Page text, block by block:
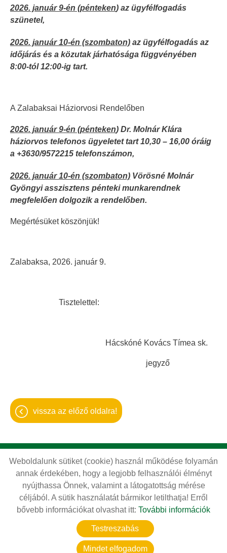
2026. január 9-én (pénteken) az ügyfélfogadás
szünetel,
2026. január 10-én (szombaton) az ügyfélfogadás az
időjárás és a közutak járhatósága függvényében
8:00-tól 12:00-ig tart.
A Zalabaksai Háziorvosi Rendelőben
2026. január 9-én (pénteken) Dr. Molnár Klára
háziorvos telefonos ügyeletet tart 10,30 – 16,00 óráig
a +3630/9572215 telefonszámon,
2026. január 10-én (szombaton) Vörösné Molnár
Gyöngyi asszisztens pénteki munkarendnek
megfelelően dolgozik a rendelőben.
Megértésüket köszönjük!
Zalabaksa, 2026. január 9.
Tisztelettel:
Hácskóné Kovács Tímea sk.
jegyző
vissza az előző oldalra!
© 2026 - Minden jog fenntartva
Oldal információk
Adatkezelési tájékoztató
Impresszum
Sütik kezelése
Akadálymentesítési nyilatkozat
Mindet elfogadom
Testreszabás
Weboldalunk sütiket (cookie) használ működése folyamán
annak érdekében, hogy a legjobb felhasználói élményt
nyújthassa Önnek, valamint a látogatottság mérése
céljából. A sütik használatát bármikor letilthatja! Erről
bővebb információkat olvashat itt: További információk